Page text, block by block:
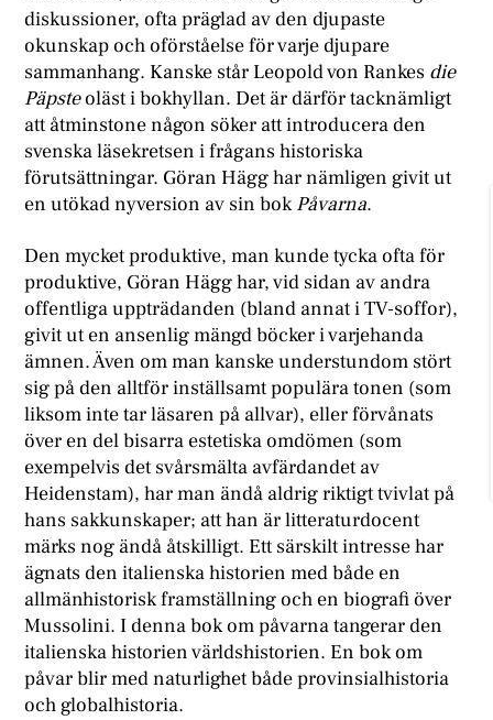
diskussioner, ofta präglad av den djupaste
okunskap och oförståelse för varje djupare
sammanhang. Kanske står Leopold von Rankes die
Päpsteoläst i bokhyllan. Det är därför tacknämligt
att åtminstone någon söker att introducera den
svenska läsekretsen i frågans historiska
förutsättningar. Göran Hägg har nämligen givit ut
en utökad nyversion av sin bokPåvarna.
Den mycket produktive, man kunde tycka ofta för
produktive, Göran Hägg har, vid sidan av andra
offentliga uppträdanden (bland annat i TV-soffor),
givit ut en ansenlig mängd böcker i varjehanda
ämnen. Även om man kanske understundom stört
sig på den alltför inställsamt populära tonen (som
liksom inte tar läsaren på allvar), eller förvånats
över en del bisarra estetiska omdömen (som
exempelvis det svårsmälta avfärdandet av
Heidenstam), har man ändå aldrig riktigt tvivlat på
hans sakkunskaper; att han är litteraturdocent
märks nog ändå åtskilligt. Ett särskilt intresse har
ägnats den italienska historien med både en
allmänhistorisk framställning och en biografi över
Mussolini. I denna bok om påvarna tangerar den
italienska historien världshistorien. En bok om
påvar blir med naturlighet både provinsialhistoria
och globalhistoria.